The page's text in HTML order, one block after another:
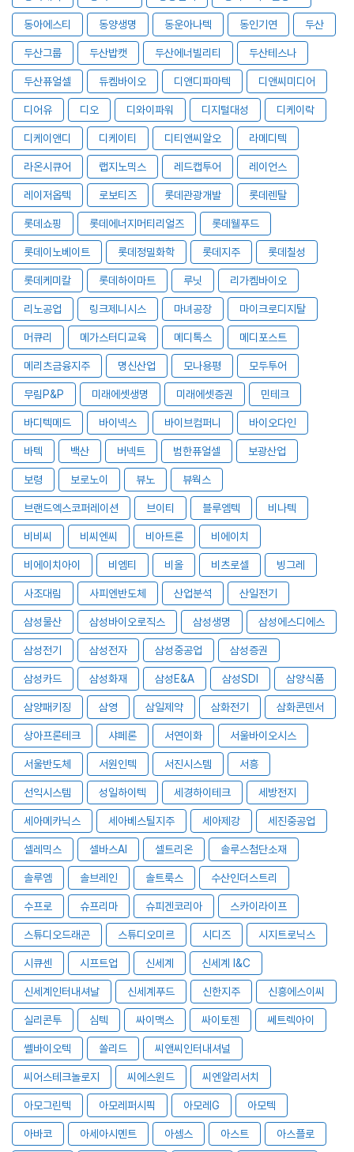
동아에스티 동양생명 동운아나텍 동인기연 두산
두산그룹 두산밥캣 두산에너빌리티 두산테스나
두산퓨얼셀 듀켐바이오 디앤디파마텍 디앤씨미디어
디어유 디오 디와이파워 디지털대성 디케이락
디케이앤디 디케이티 디티앤씨알오 라메디텍
라온시큐어 랩지노믹스 레드캡투어 레이언스
레이저옵텍 로보티즈 롯데관광개발 롯데렌탈
롯데쇼핑 롯데에너지머티리얼즈 롯데웰푸드
롯데이노베이트 롯데정밀화학 롯데지주 롯데칠성
롯데케미칼 롯데하이마트 루닛 리가켐바이오
리노공업 링크제니시스 마녀공장 마이크로디지탈
머큐리 메가스터디교육 메디톡스 메디포스트
메리츠금융지주 명신산업 모나용평 모두투어
무림P&P 미래에셋생명 미래에셋증권 민테크
바디텍메드 바이넥스 바이브컴퍼니 바이오다인
바텍 백산 버넥트 범한퓨얼셀 보광산업
보령 보로노이 뷰노 뷰웍스
브랜드엑스코퍼레이션 브이티 블루엠텍 비나텍
비비씨 비씨엔씨 비아트론 비에이치
비에이치아이 비엠티 비올 비츠로셀 빙그레
사조대림 사피엔반도체 산업분석 산일전기
삼성물산 삼성바이오로직스 삼성생명 삼성에스디에스
삼성전기 삼성전자 삼성중공업 삼성증권
삼성카드 삼성화재 삼성E&A 삼성SDI 삼양식품
삼양패키징 삼영 삼일제약 삼화전기 삼화콘덴서
상아프론테크 샤페론 서연이화 서울바이오시스
서울반도체 서원인텍 서진시스템 서흥
선익시스템 성일하이텍 세경하이테크 세방전지
세아메카닉스 세아베스틸지주 세아제강 세진중공업
셀레믹스 셀바스AI 셀트리온 솔루스첨단소재
솔루엠 솔브레인 솔트룩스 수산인더스트리
수프로 슈프리마 슈피겐코리아 스카이라이프
스튜디오드래곤 스튜디오미르 시디즈 시지트로닉스
시큐센 시프트업 신세계 신세계 I&C
신세계인터내셔날 신세계푸드 신한지주 신흥에스이씨
실리콘투 심텍 싸이맥스 싸이토젠 쎄트렉아이
쎌바이오텍 쏠리드 씨앤씨인터내셔널
씨어스테크놀로지 씨에스윈드 씨엔알리서치
아모그린텍 아모레퍼시픽 아모레G 아모텍
아바코 아세아시멘트 아셈스 아스트 아스플로